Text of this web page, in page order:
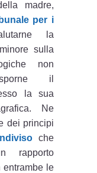
madre,
per i
la
sulla
non
il
la sua
Ne
dei principi
che
rapporto
entrambe le